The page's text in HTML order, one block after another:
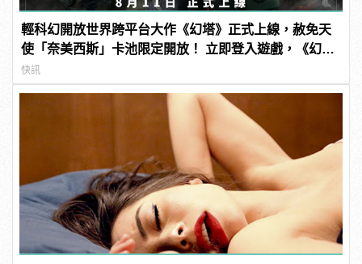
輕科幻開放世界跨平台大作《幻塔》正式上線，赦免天
使「奈美西斯」卡池限定開放！ 立即登入遊戲，《幻
塔》幫你出電費！
快訊